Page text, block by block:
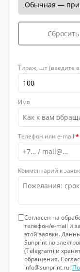
Сбросить
Тираж, шт (введите
Имя
Телефон или e-mail *
Комментарий к
Согласен на
телефон/e-mail и
этой заявки.
Sunprint по
(Telegram) и
обращения.
info@sunprint.ru.